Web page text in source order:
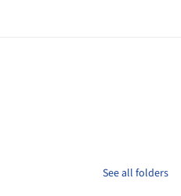
See all folders